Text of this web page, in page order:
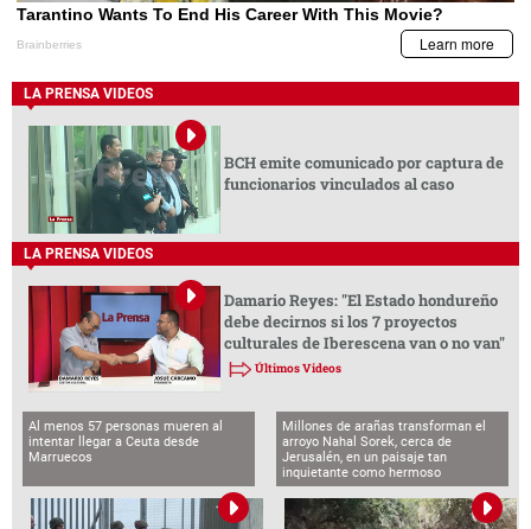
LA PRENSA VIDEOS
BCH emite comunicado por captura de
funcionarios vinculados al caso
LA PRENSA VIDEOS
Damario Reyes: "El Estado hondureño
debe decirnos si los 7 proyectos
culturales de Iberescena van o no van"
Últimos Videos
Al menos 57 personas mueren al
intentar llegar a Ceuta desde
Marruecos
Millones de arañas transforman el
arroyo Nahal Sorek, cerca de
Jerusalén, en un paisaje tan
inquietante como hermoso